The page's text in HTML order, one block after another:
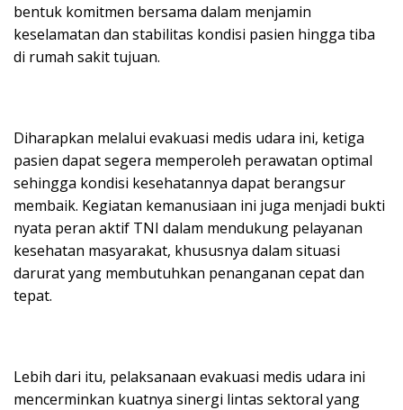
bentuk komitmen bersama dalam menjamin
keselamatan dan stabilitas kondisi pasien hingga tiba
di rumah sakit tujuan.
Diharapkan melalui evakuasi medis udara ini, ketiga
pasien dapat segera memperoleh perawatan optimal
sehingga kondisi kesehatannya dapat berangsur
membaik. Kegiatan kemanusiaan ini juga menjadi bukti
nyata peran aktif TNI dalam mendukung pelayanan
kesehatan masyarakat, khususnya dalam situasi
darurat yang membutuhkan penanganan cepat dan
tepat.
Lebih dari itu, pelaksanaan evakuasi medis udara ini
mencerminkan kuatnya sinergi lintas sektoral yang